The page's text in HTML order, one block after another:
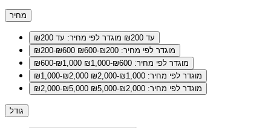
מחיר
עד ₪200
מוגדר לפי מחיר: עד ₪200
₪200-₪600
מוגדר לפי מחיר: ₪200-₪600
₪600-₪1,000
מוגדר לפי מחיר: ₪600-₪1,000
₪1,000-₪2,000
מוגדר לפי מחיר: ₪1,000-₪2,000
₪2,000-₪5,000
מוגדר לפי מחיר: ₪2,000-₪5,000
גודל